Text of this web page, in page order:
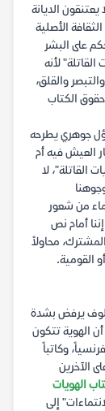
الديانة
الأصلية
على البشر
لأنه
والقلق،
الكتاب
جوهري يطرحه
العيش فيه أم
القاتلة"، لا
من شعور
أمام نص
محاولاً
القومية.
يرفض بشدة
أن الهوية تتكون
وكاتباً
الآخرين
الهويات
إلى